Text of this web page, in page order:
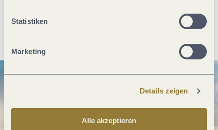
Statistiken
Marketing
Details zeigen
Alle akzeptieren
PDF erzeugen